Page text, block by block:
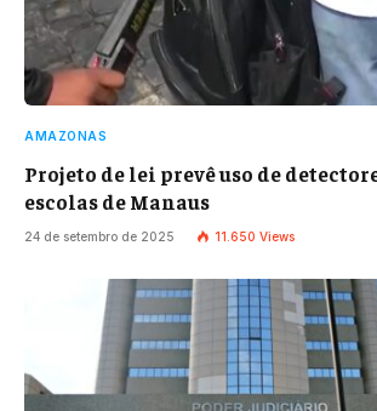
AMAZONAS
Projeto de lei prevê uso de
escolas de Manaus
24 de setembro de 2025 11.650 Views